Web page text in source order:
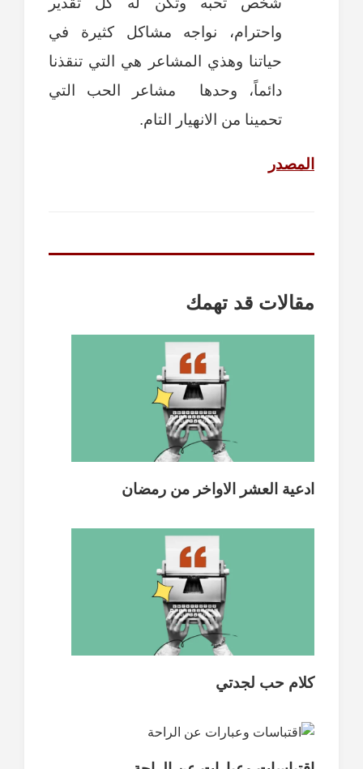
واحترام، نواجه مشاكل كثيرة في
حياتنا وهذي المشاعر هي التي تنقذنا
دائماً، وحدها مشاعر الحب التي
تحمينا من الانهيار التام.
المصدر
مقالات قد تهمك
ادعية العشر الاواخر من رمضان
كلام حب لجدتي